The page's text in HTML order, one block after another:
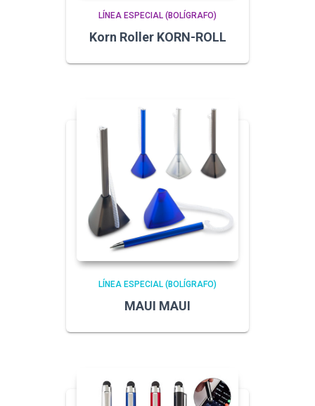
LÍNEA ESPECIAL (BOLÍGRAFO)
Korn Roller KORN-ROLL
LÍNEA ESPECIAL (BOLÍGRAFO)
MAUI MAUI